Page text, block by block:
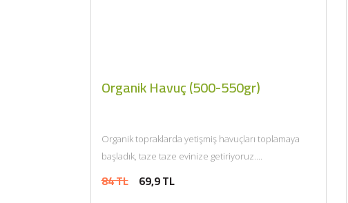
Organik Havuç (500-550gr)
Organik topraklarda yetişmiş havuçları toplamaya
başladık, taze taze evinize getiriyoruz....
84 TL 69,9 TL